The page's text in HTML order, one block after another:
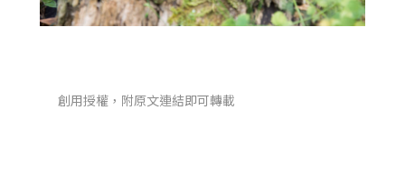
創用授權，附原文連結即可轉載